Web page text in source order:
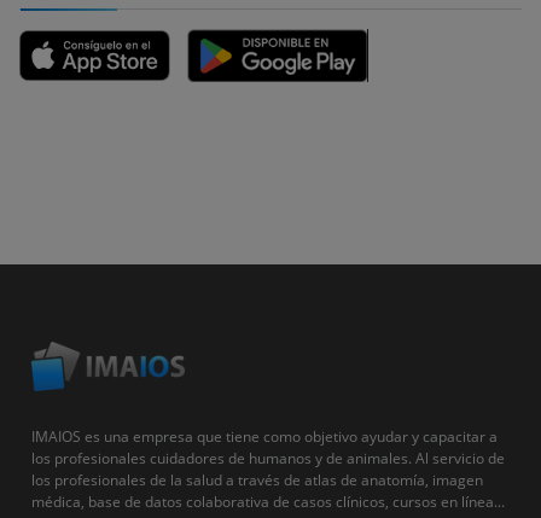
IMAIOS es una empresa que tiene como objetivo ayudar y capacitar a
los profesionales cuidadores de humanos y de animales. Al servicio de
los profesionales de la salud a través de atlas de anatomía, imagen
médica, base de datos colaborativa de casos clínicos, cursos en línea...